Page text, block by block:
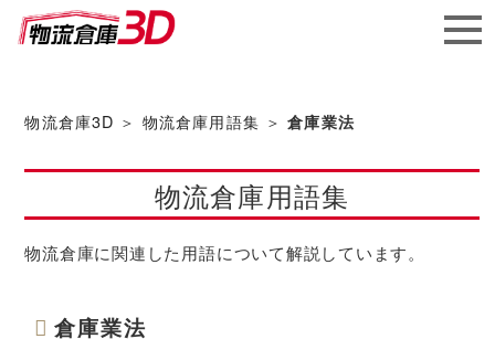
ソフ
ト株
式会社
物流倉庫3D ＞ 物流倉庫用語集 ＞倉庫業法
物流倉庫用語集
物流倉庫に関連した用語について解説しています。
倉庫業法